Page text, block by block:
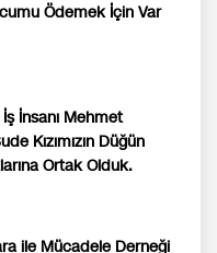
Ödemek İçin Var
İnsanı Mehmet
Kızımızın Düğün
Ortak Olduk.
ile Mücadele Derneği